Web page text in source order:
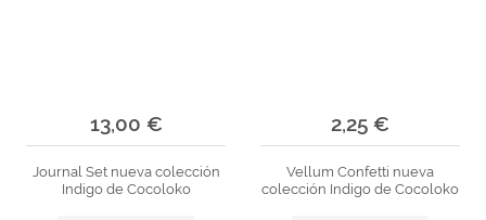
13,00 €
Journal Set nueva colección
Indigo de Cocoloko
2,25 €
Vellum Confetti nueva
colección Indigo de Cocoloko